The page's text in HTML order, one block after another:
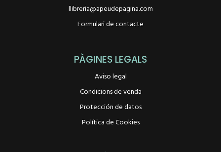
llibreria@apeudepagina.com
Formulari de contacte
PÀGINES LEGALS
Aviso legal
Condicions de venda
Protección de datos
Política de Cookies